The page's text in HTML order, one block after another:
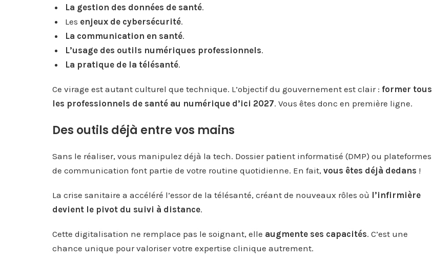
La gestion des données de santé.
Les enjeux de cybersécurité.
La communication en santé.
L’usage des outils numériques professionnels.
La pratique de la télésanté.
Ce virage est autant culturel que technique. L’objectif du gouvernement est clair : former tous
les professionnels de santé au numérique d’ici 2027. Vous êtes donc en première ligne.
Des outils déjà entre vos mains
Sans le réaliser, vous manipulez déjà la tech. Dossier patient informatisé (DMP) ou plateformes
de communication font partie de votre routine quotidienne. En fait, vous êtes déjà dedans !
La crise sanitaire a accéléré l’essor de la télésanté, créant de nouveaux rôles où l’infirmière
devient le pivot du suivi à distance.
Cette digitalisation ne remplace pas le soignant, elle augmente ses capacités. C’est une
chance unique pour valoriser votre expertise clinique autrement.